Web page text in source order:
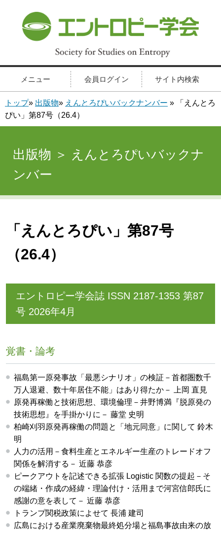
メニュー 会員ログイン サイト内検索
トップ» 出版物» えんとろぴいバックナンバー » 「えんとろ
ぴい」第87号（26.4）
出版物 ＞ えんとろぴいバックナ
ンバー
「えんとろぴい」第87号
（26.4）
エントロピー学会誌 ISSN 2187-1353 第87
号 2026年4月
覚書・論考
福島第一原発事故「最悪シナリオ」の検証－首都圏数千
万人退避、数十年居住不能」はあり得たか－ 上岡 直見
原発再稼働と技術思想、環境倫理－井野博満『脱原発の
技術思想』を手掛かりに－ 藤堂 史明
柏崎刈羽原発再稼働の問題と「地元同意」に関して 鈴木
明
人力の活用－食料生産とエネルギー生産のトレードオフ
関係を解消する－ 近藤 恭彦
ピークアウトを記述できる拡張 Logistic 関数の提起－そ
の端緒・作成の経緯・理論付け・活用まで河宮信郎氏に
感謝の意を表して－ 近藤 恭彦
トランプ関税政策によせて 長浦 建司
広島における産業廃棄物最終処分場と福島事故由来の放